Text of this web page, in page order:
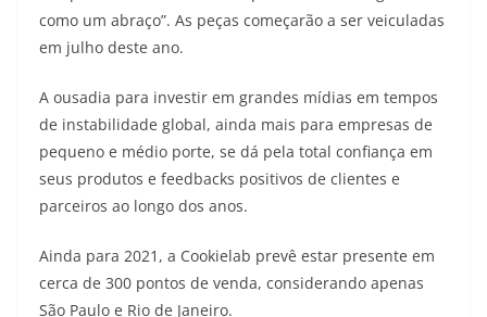
como um abraço”. As peças começarão a ser veiculadas
em julho deste ano.
A ousadia para investir em grandes mídias em tempos
de instabilidade global, ainda mais para empresas de
pequeno e médio porte, se dá pela total confiança em
seus produtos e feedbacks positivos de clientes e
parceiros ao longo dos anos.
Ainda para 2021, a Cookielab prevê estar presente em
cerca de 300 pontos de venda, considerando apenas
São Paulo e Rio de Janeiro.